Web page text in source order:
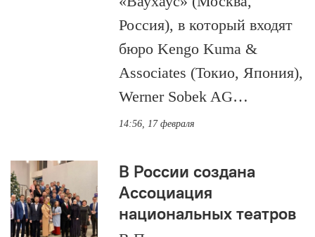
Россия), в который входят
бюро Kengo Kuma &
Associates (Токио, Япония),
Werner Sobek AG…
14:56, 17 февраля
В России создана
Ассоциация
национальных театров